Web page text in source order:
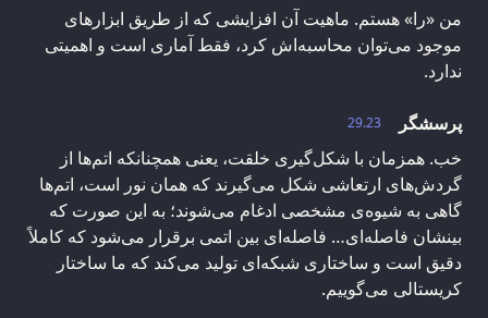
من «را» هستم. ماهیت آن افزایشی که از طریق ابزارهای
موجود می‌توان محاسبه‌اش کرد، فقط آماری است و اهمیتی
ندارد.
29.23
پرسشگر
خب. همزمان با شکل‌گیری خلقت، یعنی همچنانکه اتم‌ها از
گردش‌های ارتعاشی شکل می‌گیرند که همان نور است، اتم‌ها
گاهی به شیوه‌ی مشخصی ادغام می‌شوند؛ به این صورت که
بینشان فاصله‌ای… فاصله‌ای بین اتمی برقرار می‌شود که کاملاً
دقیق است و ساختاری شبکه‌ای تولید می‌کند که ما ساختار
کریستالی می‌گوییم.